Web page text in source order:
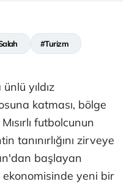
#Turizm
yıldız
katması, bölge
futbolcunun
tanınırlığını zirveye
başlayan
yeni bir